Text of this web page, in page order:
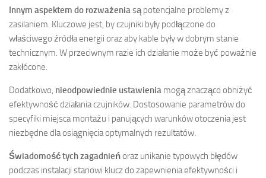
Innym aspektem do rozważenia są potencjalne problemy z
zasilaniem. Kluczowe jest, by czujniki były podłączone do
właściwego źródła energii oraz aby kable były w dobrym stanie
technicznym. W przeciwnym razie ich działanie może być poważnie
zakłócone.
Dodatkowo, nieodpowiednie ustawienia mogą znacząco obniżyć
efektywność działania czujników. Dostosowanie parametrów do
specyfiki miejsca montażu i panujących warunków otoczenia jest
niezbędne dla osiągnięcia optymalnych rezultatów.
Świadomość tych zagadnieńoraz unikanie typowych błędów
podczas instalacji stanowi klucz do zapewnienia efektywności i